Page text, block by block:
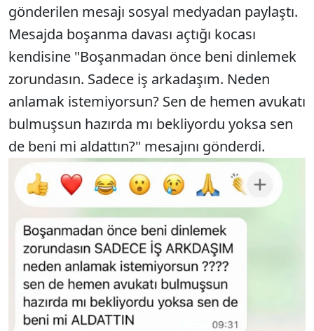
gönderilen mesajı sosyal medyadan paylaştı.
Mesajda boşanma davası açtığı kocası
kendisine "Boşanmadan önce beni dinlemek
zorundasın. Sadece iş arkadaşım. Neden
anlamak istemiyorsun? Sen de hemen avukatı
bulmuşsun hazırda mı bekliyordu yoksa sen
de beni mi aldattın?" mesajını gönderdi.